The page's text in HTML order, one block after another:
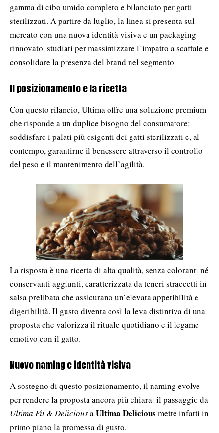
gamma di cibo umido completo e bilanciato per gatti
sterilizzati. A partire da luglio, la linea si presenta sul
mercato con una nuova identità visiva e un packaging
rinnovato, studiati per massimizzare l’impatto a scaffale e
consolidare la presenza del brand nel segmento.
Il posizionamento e la ricetta
Con questo rilancio, Ultima offre una soluzione premium
che risponde a un duplice bisogno del consumatore:
soddisfare i palati più esigenti dei gatti sterilizzati e, al
contempo, garantirne il benessere attraverso il controllo
del peso e il mantenimento dell’agilità.
La risposta è una ricetta di alta qualità, senza coloranti né
conservanti aggiunti, caratterizzata da teneri straccetti in
salsa prelibata che assicurano un’elevata appetibilità e
digeribilità. Il gusto diventa così la leva distintiva di una
proposta che valorizza il rituale quotidiano e il legame
emotivo con il gatto.
Nuovo naming e identità visiva
A sostegno di questo posizionamento, il naming evolve
per rendere la proposta ancora più chiara: il passaggio da
Ultima Fit & DeliciousaUltima Delicious mette infatti in
primo piano la promessa di gusto.